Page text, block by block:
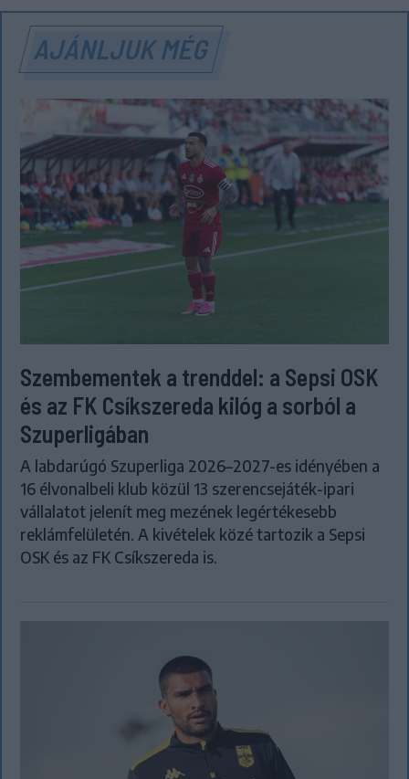
AJÁNLJUK MÉG
Szembementek a trenddel: a Sepsi OSK
és az FK Csíkszereda kilóg a sorból a
Szuperligában
A labdarúgó Szuperliga 2026–2027-es idényében a
16 élvonalbeli klub közül 13 szerencsejáték-ipari
vállalatot jelenít meg mezének legértékesebb
reklámfelületén. A kivételek közé tartozik a Sepsi
OSK és az FK Csíkszereda is.